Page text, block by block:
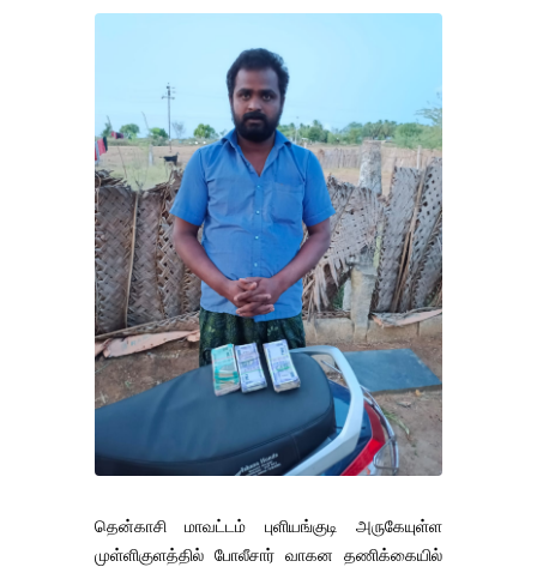
தென்காசி மாவட்டம் புளியங்குடி அருகேயுள்ள
முள்ளிகுளத்தில் போலீசார் வாகன தணிக்கையில்